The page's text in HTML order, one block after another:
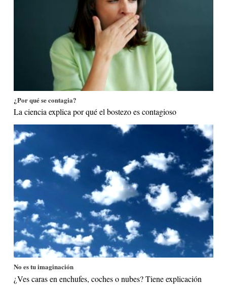
¿Por qué se contagia?
La ciencia explica por qué el bostezo es contagioso
No es tu imaginación
¿Ves caras en enchufes, coches o nubes? Tiene explicación